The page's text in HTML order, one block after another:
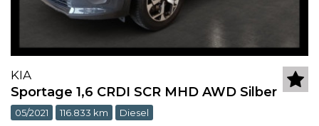
KIA
Sportage 1,6 CRDI SCR MHD AWD Silber
05/2021 116.833 km Diesel